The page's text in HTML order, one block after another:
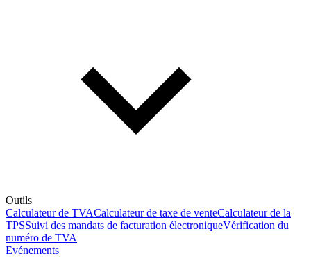
Outils
Calculateur de TVACalculateur de taxe de venteCalculateur de la
TPSSuivi des mandats de facturation électroniqueVérification du
numéro de TVA
Evénements